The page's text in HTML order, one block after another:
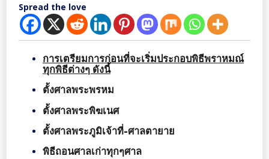
Spread the love
การเตรียมการก่อนที่จะเริ่มประกอบพิธีพราหมณ์
ทุกพิธีต่างๆ ดังนี้
ตั้งศาลพระพรหม
ตั้งศาลพระพิฆเนศ
ตั้งศาลพระภูมิเจ้าที่-ศาลตายาย
พิธีถอนศาลเก่าทุกๆศาล